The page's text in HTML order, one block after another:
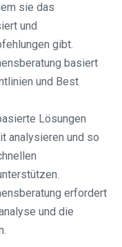
sie das
und
gibt.
basiert
und Best
Lösungen
analysieren und so
erfordert
und die